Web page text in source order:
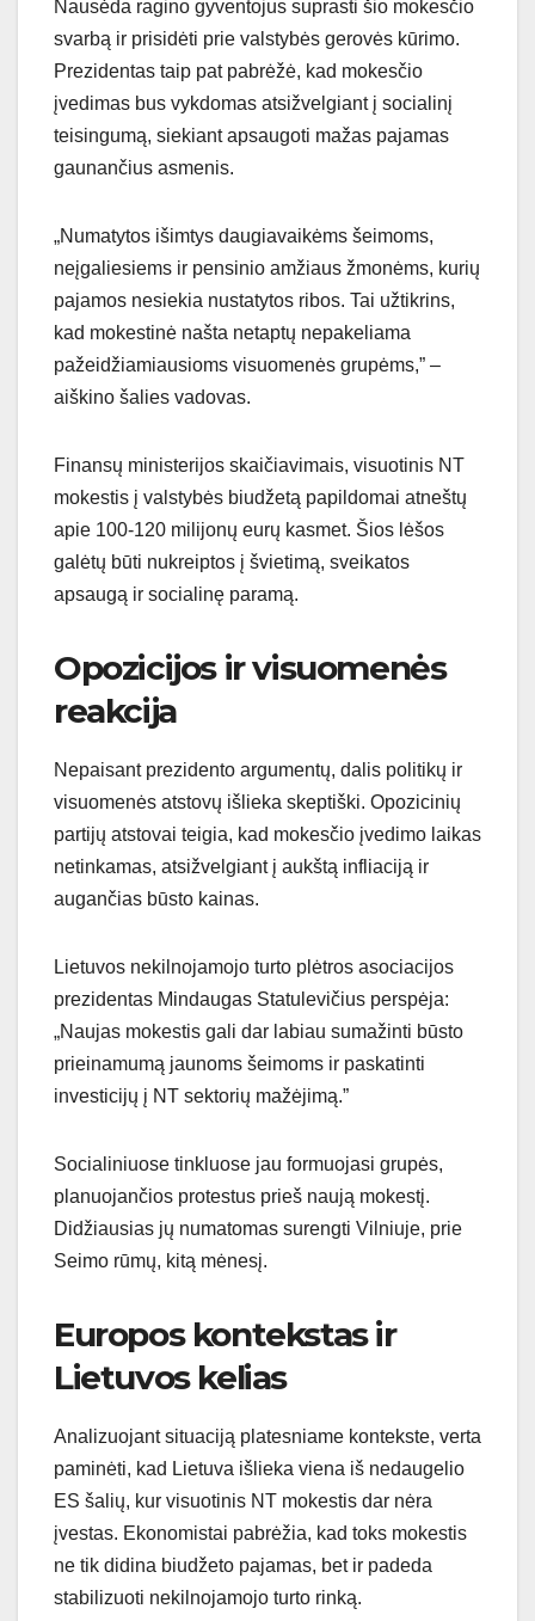
Nausėda ragino gyventojus suprasti šio mokesčio
svarbą ir prisidėti prie valstybės gerovės kūrimo.
Prezidentas taip pat pabrėžė, kad mokesčio
įvedimas bus vykdomas atsižvelgiant į socialinį
teisingumą, siekiant apsaugoti mažas pajamas
gaunančius asmenis.
„Numatytos išimtys daugiavaikėms šeimoms,
neįgaliesiems ir pensinio amžiaus žmonėms, kurių
pajamos nesiekia nustatytos ribos. Tai užtikrins,
kad mokestinė našta netaptų nepakeliama
pažeidžiamiausioms visuomenės grupėms,” –
aiškino šalies vadovas.
Finansų ministerijos skaičiavimais, visuotinis NT
mokestis į valstybės biudžetą papildomai atneštų
apie 100-120 milijonų eurų kasmet. Šios lėšos
galėtų būti nukreiptos į švietimą, sveikatos
apsaugą ir socialinę paramą.
Opozicijos ir visuomenės
reakcija
Nepaisant prezidento argumentų, dalis politikų ir
visuomenės atstovų išlieka skeptiški. Opozicinių
partijų atstovai teigia, kad mokesčio įvedimo laikas
netinkamas, atsižvelgiant į aukštą infliaciją ir
augančias būsto kainas.
Lietuvos nekilnojamojo turto plėtros asociacijos
prezidentas Mindaugas Statulevičius perspėja:
„Naujas mokestis gali dar labiau sumažinti būsto
prieinamumą jaunoms šeimoms ir paskatinti
investicijų į NT sektorių mažėjimą.”
Socialiniuose tinkluose jau formuojasi grupės,
planuojančios protestus prieš naują mokestį.
Didžiausias jų numatomas surengti Vilniuje, prie
Seimo rūmų, kitą mėnesį.
Europos kontekstas ir
Lietuvos kelias
Analizuojant situaciją platesniame kontekste, verta
paminėti, kad Lietuva išlieka viena iš nedaugelio
ES šalių, kur visuotinis NT mokestis dar nėra
įvestas. Ekonomistai pabrėžia, kad toks mokestis
ne tik didina biudžeto pajamas, bet ir padeda
stabilizuoti nekilnojamojo turto rinką.